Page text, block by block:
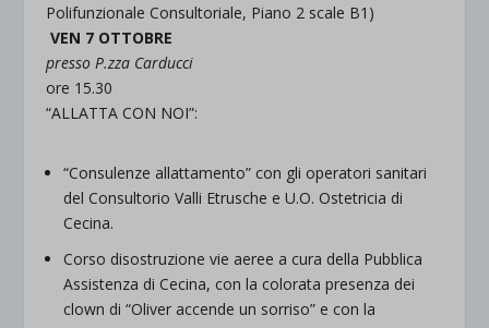
Polifunzionale Consultoriale, Piano 2 scale B1)
VEN 7 OTTOBRE
presso P.zza Carducci
ore 15.30
“ALLATTA CON NOI”:
“Consulenze allattamento” con gli operatori sanitari
del Consultorio Valli Etrusche e U.O. Ostetricia di
Cecina.
Corso disostruzione vie aeree a cura della Pubblica
Assistenza di Cecina, con la colorata presenza dei
clown di “Oliver accende un sorriso” e con la